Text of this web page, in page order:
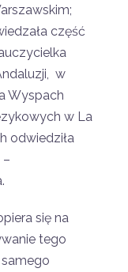
część
w
Wyspach
w La
odwiedziła
się na
tego